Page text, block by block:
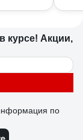
курсе! Акции,
по